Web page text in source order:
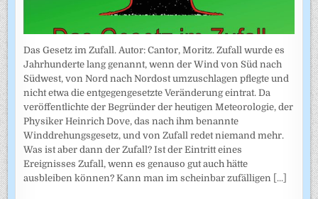
Das Gesetz im Zufall. Autor: Cantor, Moritz. Zufall wurde es
Jahrhunderte lang genannt, wenn der Wind von Süd nach
Südwest, von Nord nach Nordost umzuschlagen pflegte und
nicht etwa die entgegengesetzte Veränderung eintrat. Da
veröffentlichte der Begründer der heutigen Meteorologie, der
Physiker Heinrich Dove, das nach ihm benannte
Winddrehungsgesetz, und von Zufall redet niemand mehr.
Was ist aber dann der Zufall? Ist der Eintritt eines
Ereignisses Zufall, wenn es genauso gut auch hätte
ausbleiben können? Kann man im scheinbar zufälligen [...]